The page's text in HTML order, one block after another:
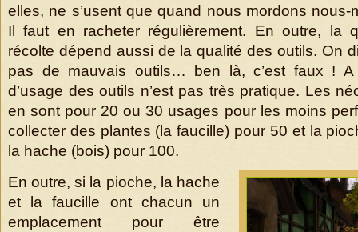
elles, ne s’usent que quand nous mordons nous-
Il faut en racheter régulièrement. En outre, la
récolte dépend aussi de la qualité des outils. On
pas de mauvais outils… ben là, c’est faux !
d’usage des outils n’est pas très pratique. Les
en sont pour 20 ou 30 usages pour les moins
collecter des plantes (la faucille) pour 50 et la
la hache (bois) pour 100.
En outre, si la pioche, la hache
et la faucille ont chacun un
emplacement pour être